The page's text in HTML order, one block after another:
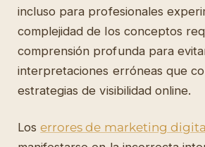
incluso para profesionales
complejidad de los conceptos
comprensión profunda para
interpretaciones erróneas que
estrategias de visibilidad online.
Loserrores de marketing